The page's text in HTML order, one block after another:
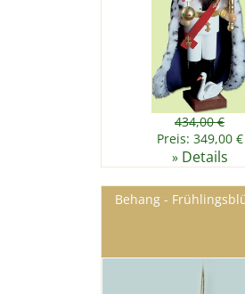
434,00 €
Preis: 349,00 €
» Details
Behang -